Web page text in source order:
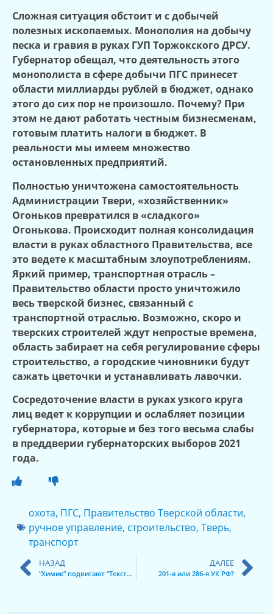
Сложная ситуация обстоит и с добычей
полезных ископаемых. Монополия на добычу
песка и гравия в руках ГУП Торжокского ДРСУ.
Губернатор обещал, что деятельность этого
монополиста в сфере добычи ПГС принесет
области миллиарды рублей в бюджет, однако
этого до сих пор не произошло. Почему? При
этом не дают работать честным бизнесменам,
готовым платить налоги в бюджет. В
реальности мы имеем множество
остановленных предприятий.
Полностью уничтожена самостоятельность
Администрации Твери, «хозяйственник»
Огоньков превратился в «сладкого»
Огонькова. Происходит полная консолидация
власти в руках областного Правительства, все
это ведете к масштабным злоупотреблениям.
Яркий пример, транспортная отрасль –
Правительство области просто уничтожило
весь тверской бизнес, связанный с
транспортной отраслью. Возможно, скоро и
тверских строителей ждут непростые времена,
область забирает на себя регулирование сферы
строительство, а городские чиновники будут
сажать цветочки и устанавливать лавочки.
Сосредоточение власти в руках узкого круга
лиц ведет к коррупции и ослабляет позиции
губернатора, которые и без того весьма слабы
в преддверии губернаторских выборов 2021
года.
охота, ПГС, Правительство Тверской области,
ручное управление, строительство, Тверь,
транспорт
НАЗАД
“Химик” подвигают “Текстильщиком”
ДАЛЕЕ
201-я или 286-я УК РФ?